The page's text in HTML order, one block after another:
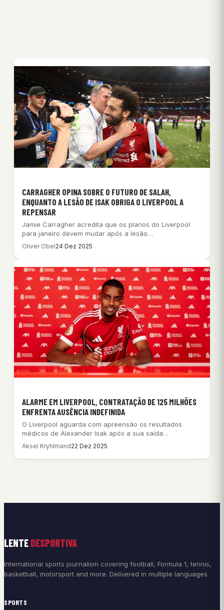
CARRAGHER OPINA SOBRE O FUTURO DE SALAH,
ENQUANTO A LESÃO DE ISAK OBRIGA O LIVERPOOL A
REPENSAR
Jamie Carragher acredita que os planos do Liverpool
para janeiro devem mudar após a lesão…
Oliver Obel24 Dez 2025
ALARME EM LIVERPOOL, CONTRATAÇÃO DE 125 MILHÕES
ENFRENTA AUSÊNCIA INDEFINIDA
O Liverpool aguarda com apreensão os resultados
médicos de Alexander Isak após a sua saída…
Aksel Kryhlmand22 Dez 2025
LENTE DESPORTIVA
International sports journalism covering football, Formula 1, tennis,
basketball, motorsport and more. Delivered in multiple languages.
SPORTS